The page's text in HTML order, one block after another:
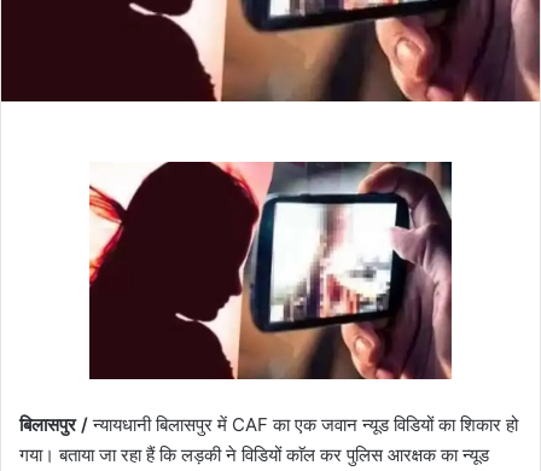
बिलासपुर /न्यायधानी बिलासपुर में CAF का एक जवान न्यूड विडियों का शिकार हो
गया। बताया जा रहा हैं कि लड़की ने विडियों काॅल कर पुलिस आरक्षक का न्यूड